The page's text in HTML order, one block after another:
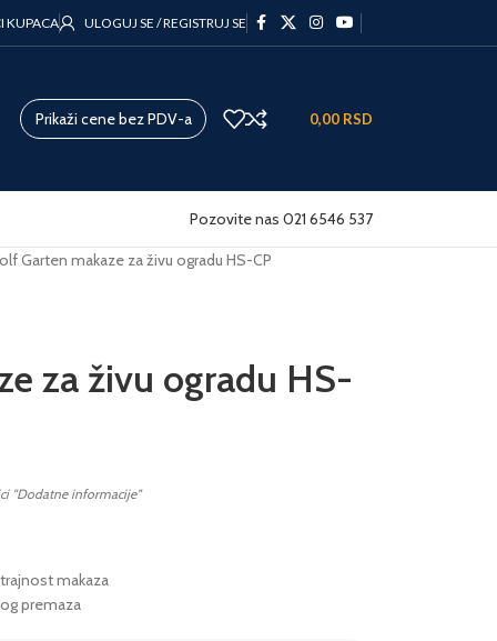
KUPACA ULOGUJ SE / REGISTRUJ SE
Prikaži cene bez PDV-a 0,00 RSD
Pozovite nas 021 6546 537
Garten makaze za živu ogradu HS-CP
za živu ogradu HS-
"Dodatne informacije"
makaza
premaza